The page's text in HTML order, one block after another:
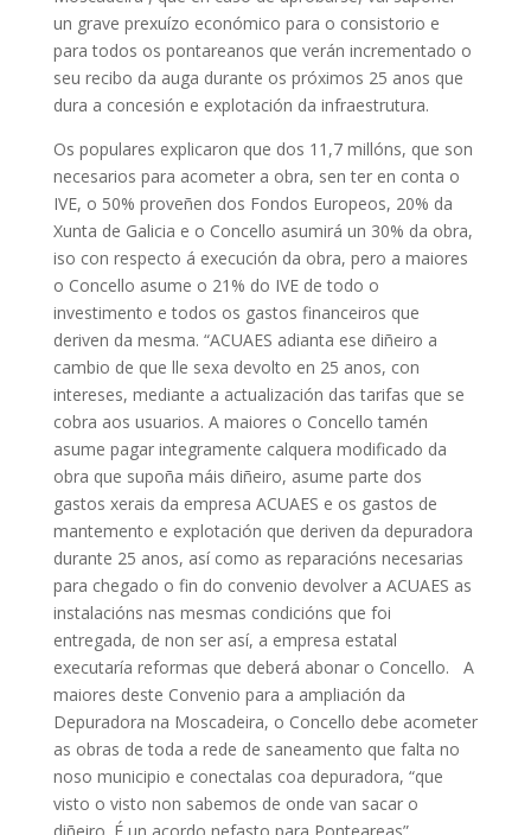
un grave prexuízo económico para o consistorio e
para todos os pontareanos que verán incrementado o
seu recibo da auga durante os próximos 25 anos que
dura a concesión e explotación da infraestrutura.
Os populares explicaron que dos 11,7 millóns, que son
necesarios para acometer a obra, sen ter en conta o
IVE, o 50% proveñen dos Fondos Europeos, 20% da
Xunta de Galicia e o Concello asumirá un 30% da obra,
iso con respecto á execución da obra, pero a maiores
o Concello asume o 21% do IVE de todo o
investimento e todos os gastos financeiros que
deriven da mesma. “ACUAES adianta ese diñeiro a
cambio de que lle sexa devolto en 25 anos, con
intereses, mediante a actualización das tarifas que se
cobra aos usuarios. A maiores o Concello tamén
asume pagar integramente calquera modificado da
obra que supoña máis diñeiro, asume parte dos
gastos xerais da empresa ACUAES e os gastos de
mantemento e explotación que deriven da depuradora
durante 25 anos, así como as reparacións necesarias
para chegado o fin do convenio devolver a ACUAES as
instalacións nas mesmas condicións que foi
entregada, de non ser así, a empresa estatal
executaría reformas que deberá abonar o Concello. A
maiores deste Convenio para a ampliación da
Depuradora na Moscadeira, o Concello debe acometer
as obras de toda a rede de saneamento que falta no
noso municipio e conectalas coa depuradora, “que
visto o visto non sabemos de onde van sacar o
diñeiro. É un acordo nefasto para Ponteareas”,